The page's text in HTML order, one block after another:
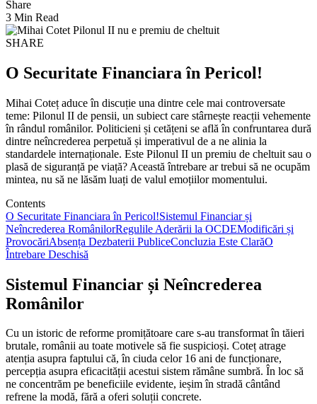
Share
3 Min Read
SHARE
O Securitate Financiara în Pericol!
Mihai Coteț aduce în discuție una dintre cele mai controversate
teme: Pilonul II de pensii, un subiect care stârnește reacții vehemente
în rândul românilor. Politicieni și cetățeni se află în confruntarea dură
dintre neîncrederea perpetuă și imperativul de a ne alinia la
standardele internaționale. Este Pilonul II un premiu de cheltuit sau o
plasă de siguranță pe viață? Această întrebare ar trebui să ne ocupăm
mintea, nu să ne lăsăm luați de valul emoțiilor momentului.
Contents
O Securitate Financiara în Pericol!Sistemul Financiar și
Neîncrederea RomânilorRegulile Aderării la OCDEModificări și
ProvocăriAbsența Dezbaterii PubliceConcluzia Este ClarăO
Întrebare Deschisă
Sistemul Financiar și Neîncrederea
Românilor
Cu un istoric de reforme promițătoare care s-au transformat în tăieri
brutale, românii au toate motivele să fie suspicioși. Coteț atrage
atenția asupra faptului că, în ciuda celor 16 ani de funcționare,
percepția asupra eficacității acestui sistem rămâne sumbră. În loc să
ne concentrăm pe beneficiile evidente, ieșim în stradă cântând
refrene la modă, fără a oferi soluții concrete.